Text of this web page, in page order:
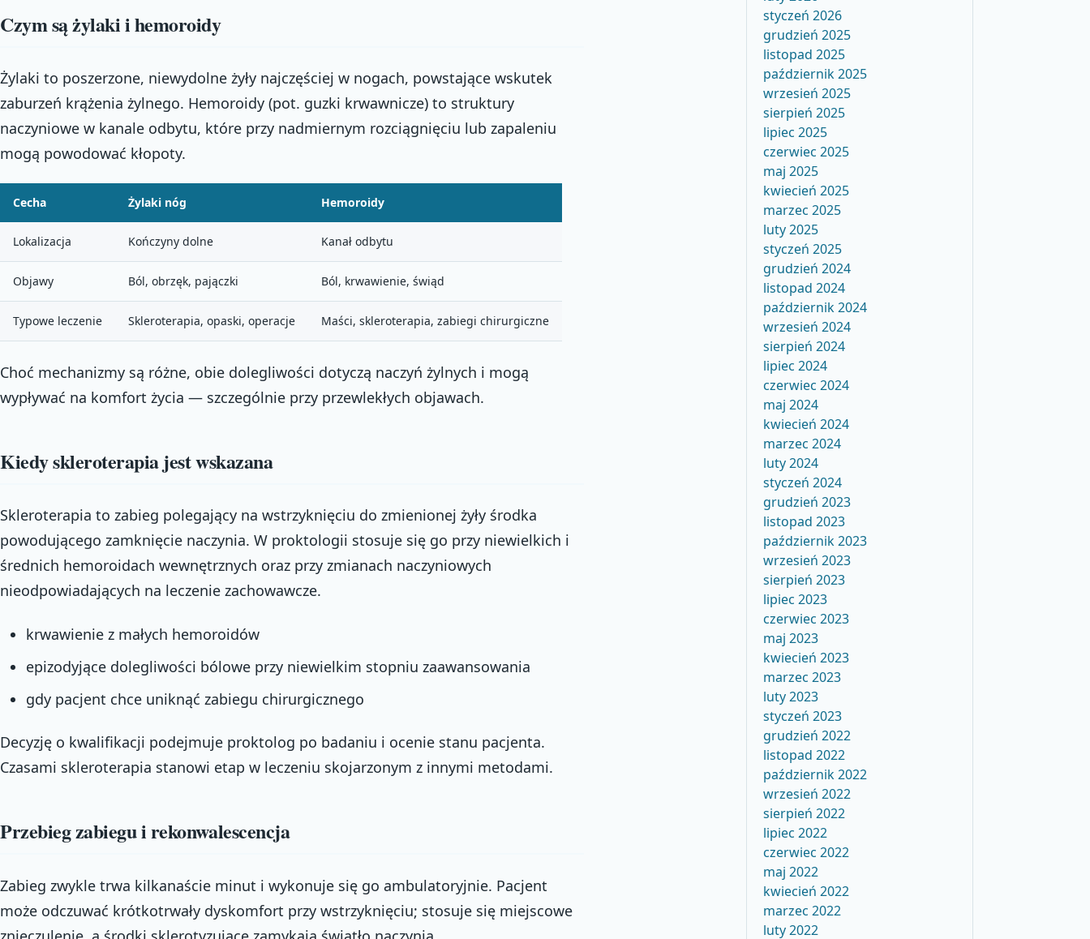
Czym są żylaki i hemoroidy
Żylaki to poszerzone, niewydolne żyły najczęściej w nogach, powstające wskutek
zaburzeń krążenia żylnego. Hemoroidy (pot. guzki krwawnicze) to struktury
naczyniowe w kanale odbytu, które przy nadmiernym rozciągnięciu lub zapaleniu
mogą powodować kłopoty.
Cecha Żylaki nóg Hemoroidy
Lokalizacja Kończyny dolne Kanał odbytu
Objawy Ból, obrzęk, pajączki Ból, krwawienie, świąd
Typowe leczenie Skleroterapia, opaski, operacje Maści, skleroterapia, zabiegi chirurgiczne
Choć mechanizmy są różne, obie dolegliwości dotyczą naczyń żylnych i mogą
wypływać na komfort życia — szczególnie przy przewlekłych objawach.
Kiedy skleroterapia jest wskazana
Skleroterapia to zabieg polegający na wstrzyknięciu do zmienionej żyły środka
powodującego zamknięcie naczynia. W proktologii stosuje się go przy niewielkich i
średnich hemoroidach wewnętrznych oraz przy zmianach naczyniowych
nieodpowiadających na leczenie zachowawcze.
krwawienie z małych hemoroidów
epizodyjące dolegliwości bólowe przy niewielkim stopniu zaawansowania
gdy pacjent chce uniknąć zabiegu chirurgicznego
Decyzję o kwalifikacji podejmuje proktolog po badaniu i ocenie stanu pacjenta.
Czasami skleroterapia stanowi etap w leczeniu skojarzonym z innymi metodami.
Przebieg zabiegu i rekonwalescencja
Zabieg zwykle trwa kilkanaście minut i wykonuje się go ambulatoryjnie. Pacjent
może odczuwać krótkotrwały dyskomfort przy wstrzyknięciu; stosuje się miejscowe
styczeń 2026
grudzień 2025
listopad 2025
październik 2025
wrzesień 2025
sierpień 2025
lipiec 2025
czerwiec 2025
maj 2025
kwiecień 2025
marzec 2025
luty 2025
styczeń 2025
grudzień 2024
listopad 2024
październik 2024
wrzesień 2024
sierpień 2024
lipiec 2024
czerwiec 2024
maj 2024
kwiecień 2024
marzec 2024
luty 2024
styczeń 2024
grudzień 2023
listopad 2023
październik 2023
wrzesień 2023
sierpień 2023
lipiec 2023
czerwiec 2023
maj 2023
kwiecień 2023
marzec 2023
luty 2023
styczeń 2023
grudzień 2022
listopad 2022
październik 2022
wrzesień 2022
sierpień 2022
lipiec 2022
czerwiec 2022
maj 2022
kwiecień 2022
marzec 2022
luty 2022